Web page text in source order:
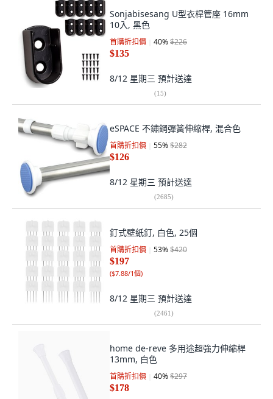
Sonjabisesang U型衣桿管座 16mm
10入, 黑色
首購折扣價 40%$226
$135
8/12 星期三 預計送達
(15)
eSPACE 不鏽鋼彈簧伸縮桿, 混合色
首購折扣價 55%$282
$126
8/12 星期三 預計送達
(2685)
釘式壁紙釘, 白色, 25個
首購折扣價 53%$420
$197
($7.88/1個)
8/12 星期三 預計送達
(2461)
home de-reve 多用途超強力伸縮桿
13mm, 白色
首購折扣價 40%$297
$178